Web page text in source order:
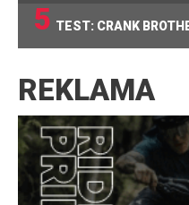
5 TEST: CRANK
REKLAMA